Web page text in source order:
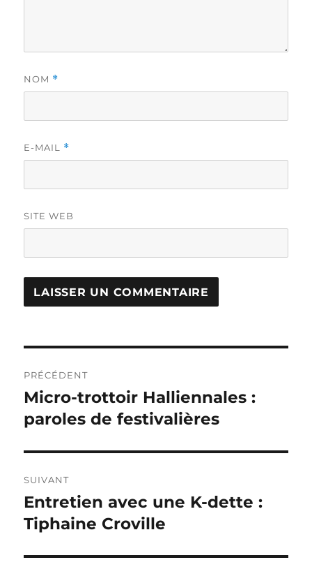
NOM *
E-MAIL *
SITE WEB
de
l’article
PRÉCÉDENT
Publication
précédente :
Micro-trottoir Halliennales :
paroles de festivalières
SUIVANT
Publication
suivante :
Entretien avec une K-dette :
Tiphaine Croville